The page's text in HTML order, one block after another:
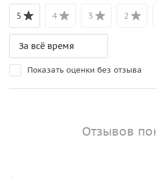
5 4 3 2
Показать оценки без отзыва
Отзывов